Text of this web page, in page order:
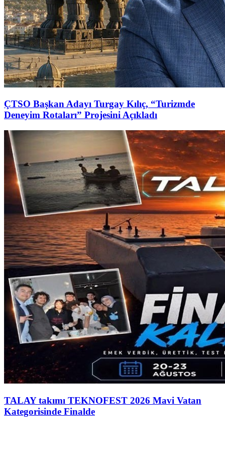
ÇTSO Başkan Adayı Turgay Kılıç, “Turizmde
Deneyim Rotaları” Projesini Açıkladı
TALAY takımı TEKNOFEST 2026 Mavi Vatan
Kategorisinde Finalde